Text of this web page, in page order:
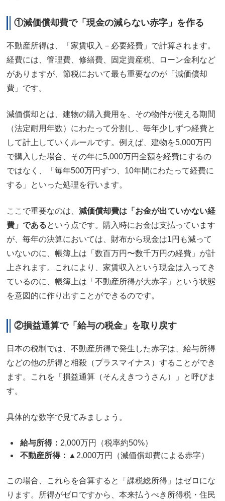
①減価償却費で「現金の減らない赤字」を作る
不動産所得は、「家賃収入－必要経費」で計算されます。
経費には、管理費、修繕費、固定資産税、ローン金利など
がありますが、節税において最も重要なのが「減価償却
費」です。
減価償却とは、建物の購入費用を、その物件が使える期間
（法定耐用年数）にわたって分割し、毎年少しずつ経費と
して計上していくルールです。例えば、建物を5,000万円
で購入した場合、その年に5,000万円全額を経費にするの
ではなく、「毎年500万円ずつ、10年間にわたって経費に
する」といった処理を行います。
ここで重要なのは、 減価償却費は「お金が出ていかない経
費」であるという点です。購入時にお金は支払っています
が、毎年の決算においては、財布から現金は1円も減って
いないのに、帳簿上は「数百万円〜数千万円の経費」が計
上されます。これにより、家賃収入という現金は入ってき
ているのに、帳簿上は「不動産所得が大赤字」という状態
を意図的に作り出すことができるのです。
②損益通算で「給与の税金」を取り戻す
日本の税制では、不動産所得で発生した赤字は、給与所得
などの他の所得と相殺（プラスマイナス）することができ
ます。これを「損益通算（そんえきつうさん）」と呼びま
す。
具体的な数字で見てみましょう。
給与所得： 2,000万円（税率約50%）
不動産所得： ▲2,000万円（減価償却費による赤字）
この場合、これらを合算すると「課税総所得」はゼロにな
ります。所得がゼロですから、本来払うべき所得税・住民